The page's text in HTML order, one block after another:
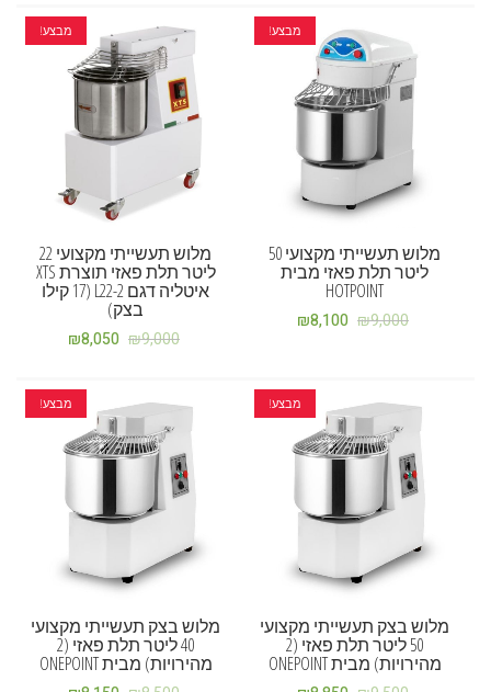
מבצע!
מלוש תעשייתי מקצועי 22
ליטר תלת פאזי תוצרת XTS
איטליה דגם L22-2 (17 קילו
בצק)
₪9,000
₪8,050
מבצע!
מלוש תעשייתי מקצועי 50
ליטר תלת פאזי מבית
HOTPOINT
₪9,000
₪8,100
מבצע!
מלוש בצק תעשייתי מקצועי
40 ליטר תלת פאזי (2
מהירויות) מבית ONEPOINT
מבצע!
מלוש בצק תעשייתי מקצועי
50 ליטר תלת פאזי (2
מהירויות) מבית ONEPOINT